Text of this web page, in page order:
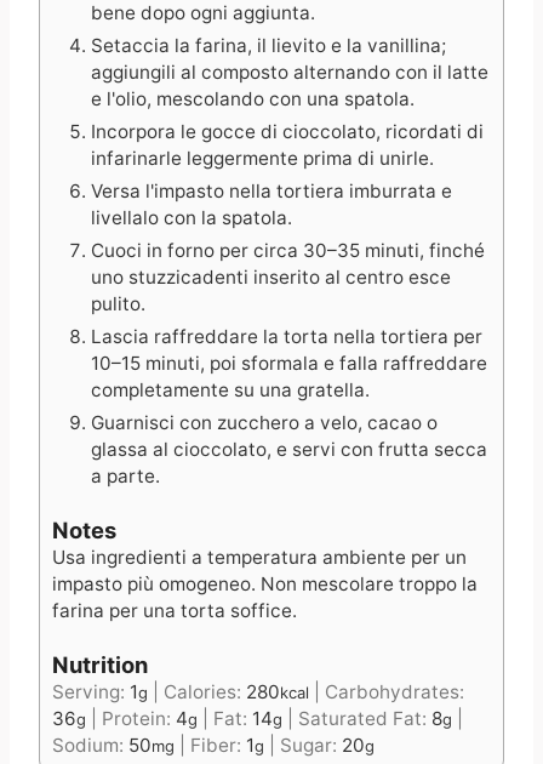
bene dopo ogni aggiunta.
Setaccia la farina, il lievito e la vanillina;
aggiungili al composto alternando con il latte
e l'olio, mescolando con una spatola.
Incorpora le gocce di cioccolato, ricordati di
infarinarle leggermente prima di unirle.
Versa l'impasto nella tortiera imburrata e
livellalo con la spatola.
Cuoci in forno per circa 30–35 minuti, finché
uno stuzzicadenti inserito al centro esce
pulito.
Lascia raffreddare la torta nella tortiera per
10–15 minuti, poi sformala e falla raffreddare
completamente su una gratella.
Guarnisci con zucchero a velo, cacao o
glassa al cioccolato, e servi con frutta secca
a parte.
Notes
Usa ingredienti a temperatura ambiente per un
impasto più omogeneo. Non mescolare troppo la
farina per una torta soffice.
Nutrition
Serving: 1g Calories: 280kcal
Carbohydrates:
36g Protein: 4g Fat: 14g Saturated Fat: 8g
Sodium: 50mg Fiber: 1g Sugar: 20g